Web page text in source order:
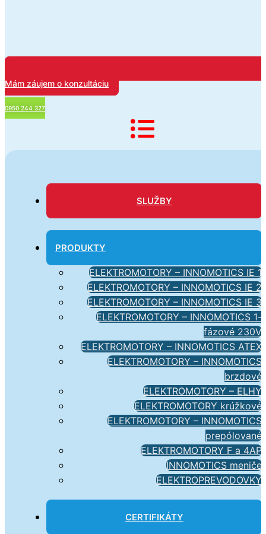
Mám záujem o konzultáciu
0950 244 327
SLUŽBY
PRODUKTY
ELEKTROMOTORY – INNOMOTICS IE 1
ELEKTROMOTORY – INNOMOTICS IE 2
ELEKTROMOTORY – INNOMOTICS IE 3
ELEKTROMOTORY – INNOMOTICS 1-
fázové 230V
ELEKTROMOTORY – INNOMOTICS ATEX
ELEKTROMOTORY – INNOMOTICS
brzdové
ELEKTROMOTORY – ELHY
ELEKTROMOTORY krúžkové
ELEKTROMOTORY – INNOMOTICS
prepólované
ELEKTROMOTORY F a 4AP
INNOMOTICS meniče
ELEKTROPREVODOVKY
CERTIFIKÁTY